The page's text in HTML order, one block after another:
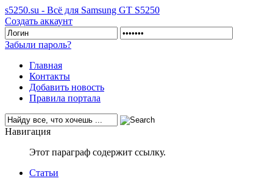
s5250.su - Всё для Samsung GT S5250
Создать аккаунт
Забыли пароль?
Главная
Контакты
Добавить новость
Правила портала
Навигация
Этот параграф содержит ссылку.
Статьи